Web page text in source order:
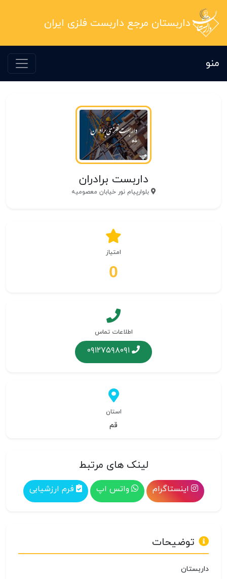
داربستان مرجع داربست فلزی ایران
منو
داربست برادران
بلوارپیام نور خیابان معصومیه
امتیاز
0
اطلاعات تماس
۰۹۱۲۷۵۹۸۰۹۱
استان
قم
لینک های مرتبط
اینستاگرام واتس اپ فرم ارزشیابی
توضیحات
داربستان